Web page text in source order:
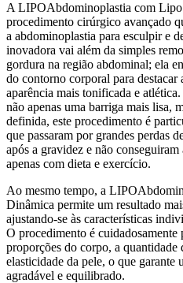
A LIPOAbdominoplastia com
procedimento cirúrgico avançado
a abdominoplastia para esculpir e
inovadora vai além da simples
gordura na região abdominal; ela
do contorno corporal para destacar
aparência mais tonificada e
não apenas uma barriga mais lisa,
definida, este procedimento é
que passaram por grandes perdas
após a gravidez e não
apenas com dieta e exercício.
Ao mesmo tempo, a
Dinâmica permite um resultado
ajustando-se às características
O procedimento é cuidadosamente
proporções do corpo, a quantidade
elasticidade da pele, o que garante
agradável e equilibrado.